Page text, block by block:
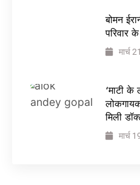
बोमन
परिवार
मार्च
‘माटी के
मिली
मार्च